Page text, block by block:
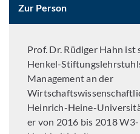
Zur Person
Prof. Dr. Rüdiger Hahn
Henkel-
Management an der
Heinrich-Heine-
er von 2016 bis 2018